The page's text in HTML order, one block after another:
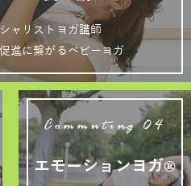
ャリストヨガ講師
進に繋がるベビーヨガ
Commuting 04
エモーションヨガ®